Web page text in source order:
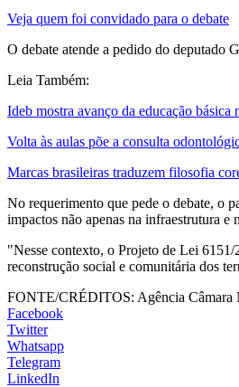
Veja quem foi convidado para o debate
O debate atende a pedido do deputado
Leia Também:
Ideb mostra avanço da educação básica
Volta às aulas põe a consulta
Marcas brasileiras traduzem filosofia
No requerimento que pede o debate, o
impactos não apenas na infraestrutura e
"Nesse contexto, o Projeto de Lei 6151/
reconstrução social e comunitária dos
FONTE/CRÉDITOS: Agência Câmara
Facebook
Twitter
Whatsapp
Telegram
LinkedIn